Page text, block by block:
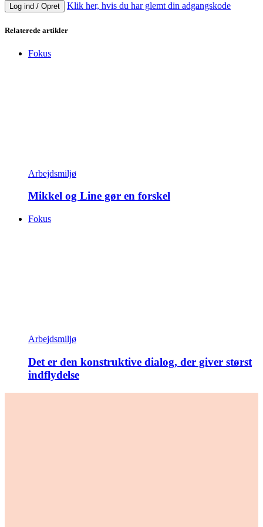
Log ind / Opret Klik her, hvis du har glemt din adgangskode
Relaterede artikler
Fokus
Arbejdsmiljø
Mikkel og Line gør en forskel
Fokus
Arbejdsmiljø
Det er den konstruktive dialog, der giver størst
indflydelse